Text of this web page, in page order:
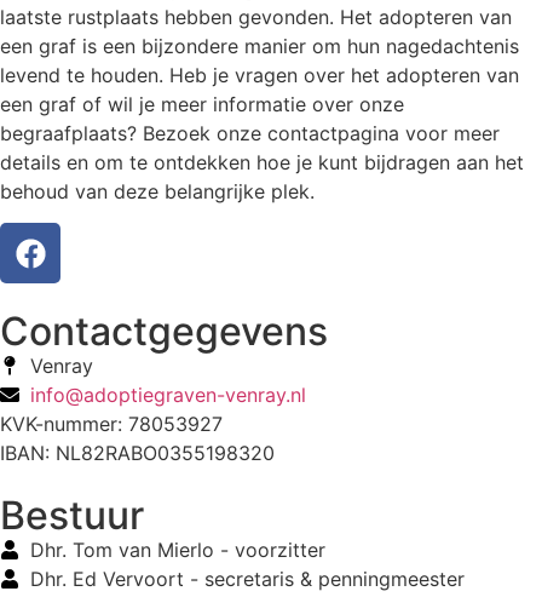
laatste rustplaats hebben gevonden. Het adopteren van
een graf is een bijzondere manier om hun nagedachtenis
levend te houden. Heb je vragen over het adopteren van
een graf of wil je meer informatie over onze
begraafplaats? Bezoek onze contactpagina voor meer
details en om te ontdekken hoe je kunt bijdragen aan het
behoud van deze belangrijke plek.
Contactgegevens
Venray
info@adoptiegraven-venray.nl
KVK-nummer: 78053927
IBAN: NL82RABO0355198320
Bestuur
Dhr. Tom van Mierlo - voorzitter
Dhr. Ed Vervoort - secretaris & penningmeester